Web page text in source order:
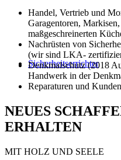
Sicherheitserrichter
Handel, Vertrieb und
Garagentoren,
maßgeschreinerten
Nachrüsten von
(wir sind LKA-
Denkmalschutz (2018
Handwerk in der
Reparaturen und
NEUES
ERHALTEN
MIT HOLZ UND SEELE